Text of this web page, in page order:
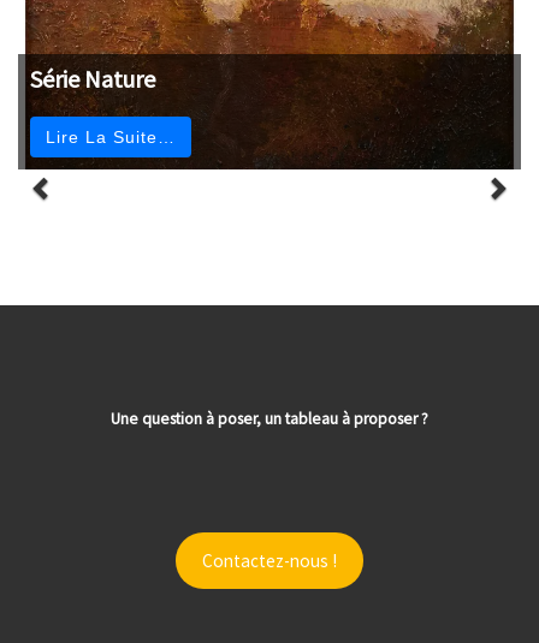
Série Nature
Lire La Suite…
Une question à poser, un tableau à proposer ?
Contactez-nous !